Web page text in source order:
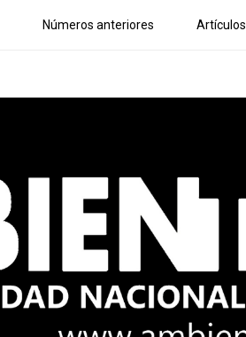
Números anteriores Artículos